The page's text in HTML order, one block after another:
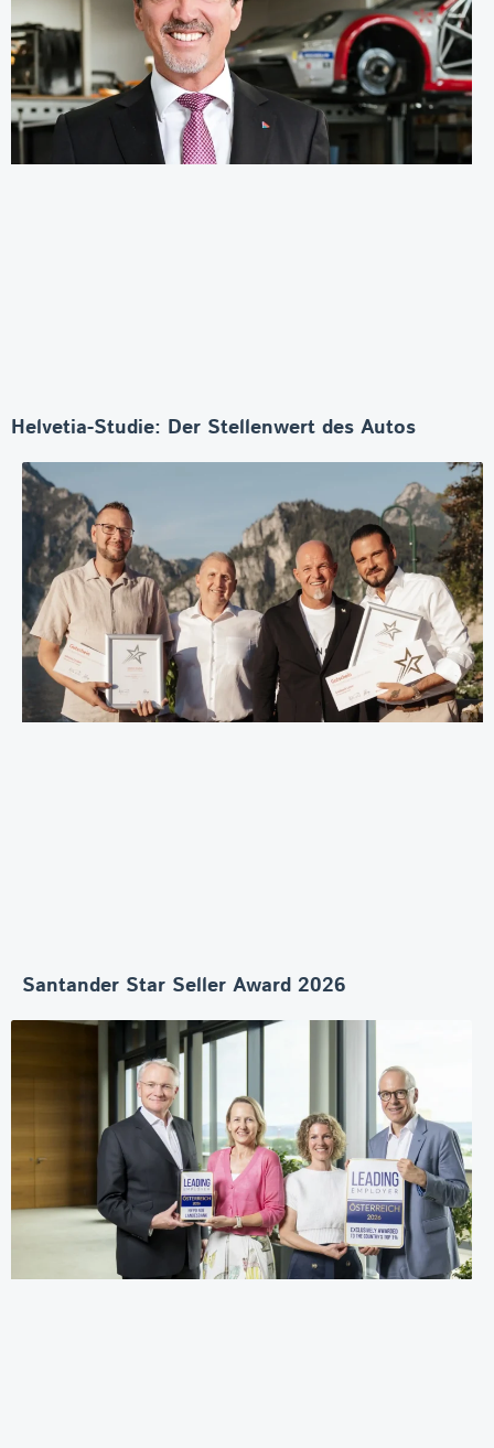
Helvetia-Studie: Der Stellenwert des Autos
Santander Star Seller Award 2026